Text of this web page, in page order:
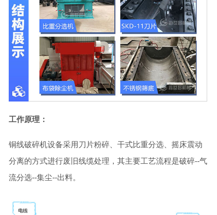
工作原理：
铜线破碎机设备采用刀片粉碎、干式比重分选、摇床震动
分离的方式进行废旧线缆处理，其主要工艺流程是破碎--气
流分选--集尘--出料。